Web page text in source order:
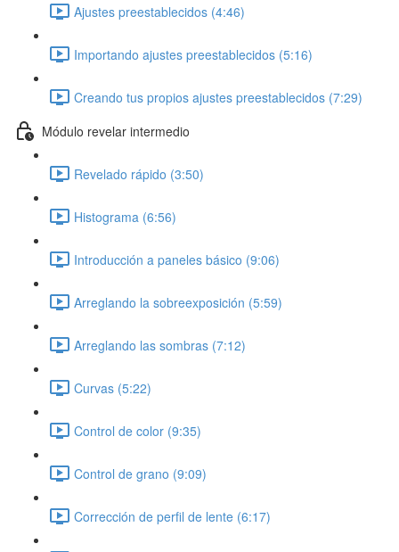
Ajustes preestablecidos (4:46)
Importando ajustes preestablecidos (5:16)
Creando tus propios ajustes preestablecidos (7:29)
Módulo revelar intermedio
Revelado rápido (3:50)
Histograma (6:56)
Introducción a paneles básico (9:06)
Arreglando la sobreexposición (5:59)
Arreglando las sombras (7:12)
Curvas (5:22)
Control de color (9:35)
Control de grano (9:09)
Corrección de perfil de lente (6:17)